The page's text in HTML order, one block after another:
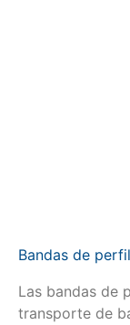
Bandas de perfil
Las bandas de
transporte de